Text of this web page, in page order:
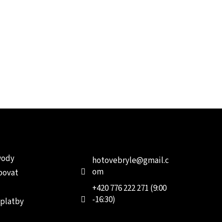
hotovebryle@gmail.c
om
+420 776 222 271 (9:00
-16:30)